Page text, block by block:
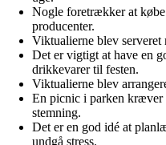
Nogle foretrækker at
producenter.
Viktualierne blev serveret
Det er vigtigt at have en
drikkevarer til festen.
Viktualierne blev
En picnic i parken kræver
stemning.
Det er en god idé at
undgå stress.